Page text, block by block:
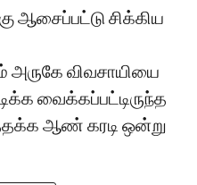
ஆசைப்பட்டு சிக்கிய
அருகே விவசாயியை
வைக்கப்பட்டிருந்த
ஆண் கரடி ஒன்று